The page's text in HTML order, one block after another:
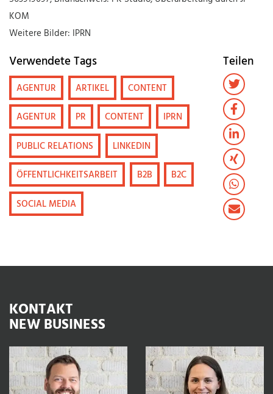
KOM
Weitere Bilder: IPRN
Verwendete Tags
AGENTUR ARTIKEL
CONTENT
AGENTUR
PR CONTENT
IPRN
PUBLIC RELATIONS
LINKEDIN
ÖFFENTLICHKEITSARBEIT
B2B
B2C
SOCIAL MEDIA
Teilen
KONTAKT
NEW BUSINESS